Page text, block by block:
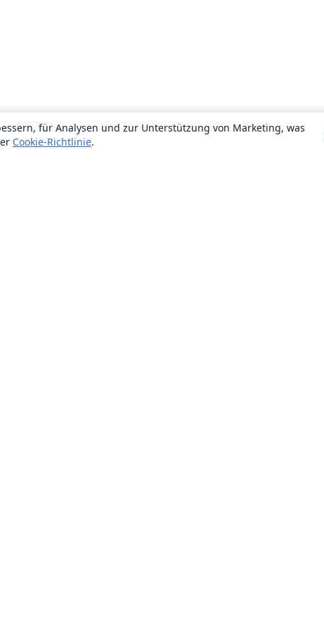
für Analysen und zur Unterstützung von Marketing, was
Cookie-Richtlinie.